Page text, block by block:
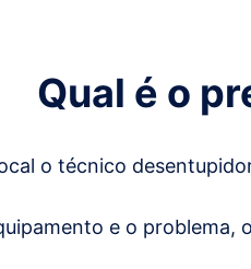
Qual é o
o técnico
e o problema,